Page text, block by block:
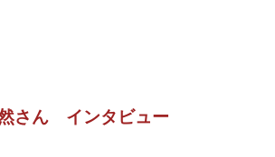
さん インタビュー